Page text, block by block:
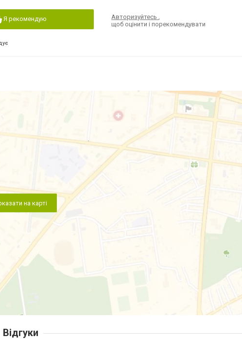
Я рекомендую Авторизуйтесь,
щоб оцінити і порекомендувати
на карті
Відгуки